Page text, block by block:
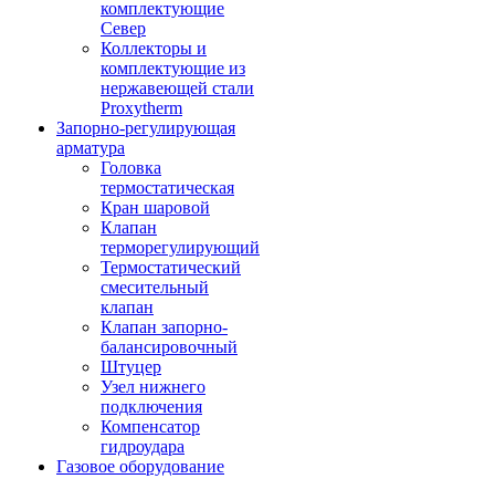
комплектующие
Север
Коллекторы и
комплектующие из
нержавеющей стали
Proxytherm
Запорно-регулирующая
арматура
Головка
термостатическая
Кран шаровой
Клапан
терморегулирующий
Термостатический
смесительный
клапан
Клапан запорно-
балансировочный
Штуцер
Узел нижнего
подключения
Компенсатор
гидроудара
Газовое оборудование